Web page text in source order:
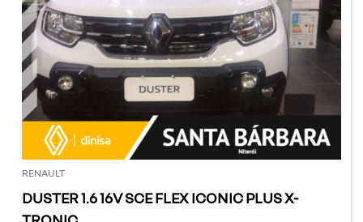
RENAULT
DUSTER 1.6 16V SCE FLEX ICONIC PLUS X-